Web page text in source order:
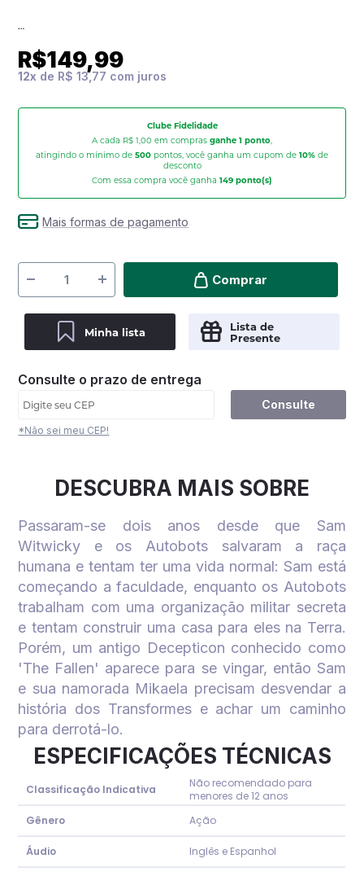
R$149,99
12x de R$ 13,77
Clube Fidelidade
A cada R$ 1,00 em compras ganhe 1 ponto,
atingindo o mínimo de 500 pontos, você ganha um cupom de 10% de
desconto
Com essa compra você ganha 149 ponto(s)
Mais formas de pagamento
Comprar
Minha lista
Lista de
Presente
Consulte o prazo de entrega
Consulte
*Não sei meu CEP!
DESCUBRA MAIS SOBRE
Passaram-se dois anos desde que Sam
Witwicky e os Autobots salvaram a raça
humana e tentam ter uma vida normal: Sam est
começando a faculdade, enquanto os Autobots
trabalham com uma organização militar secreta
e tentam construir uma casa para eles na Terra.
Porém, um antigo Decepticon conhecido como
'The Fallen' aparece para se vingar, então Sam
e sua namorada Mikaela precisam desvendar a
história dos Transformes e achar um caminho
para derrotá-lo.
ESPECIFICAÇÕES TÉCNICAS
Classificação Indicativa
Não recomendado para
menores de 12 anos
Gênero
Ação
Áudio Inglês e Espanhol